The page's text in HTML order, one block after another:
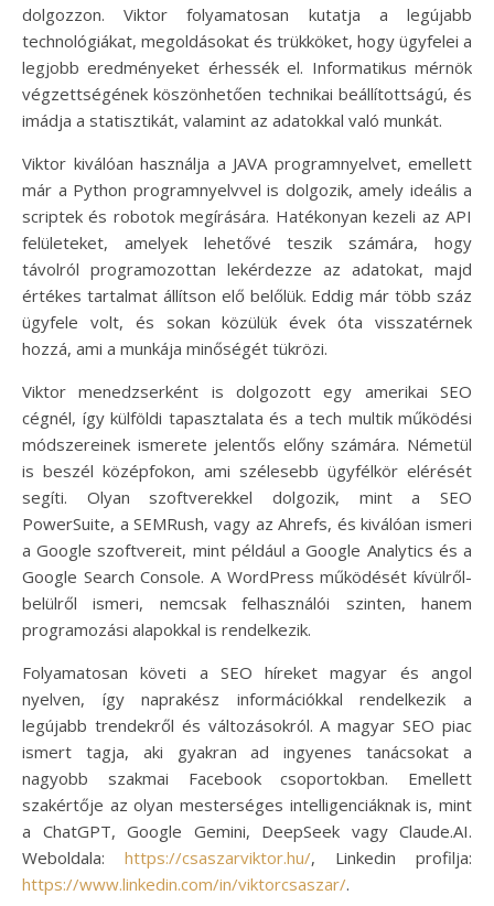
dolgozzon. Viktor folyamatosan kutatja a legújabb
technológiákat, megoldásokat és trükköket, hogy ügyfelei a
legjobb eredményeket érhessék el. Informatikus mérnök
végzettségének köszönhetően technikai beállítottságú, és
imádja a statisztikát, valamint az adatokkal való munkát.
Viktor kiválóan használja a JAVA programnyelvet, emellett
már a Python programnyelvvel is dolgozik, amely ideális a
scriptek és robotok megírására. Hatékonyan kezeli az API
felületeket, amelyek lehetővé teszik számára, hogy
távolról programozottan lekérdezze az adatokat, majd
értékes tartalmat állítson elő belőlük. Eddig már több száz
ügyfele volt, és sokan közülük évek óta visszatérnek
hozzá, ami a munkája minőségét tükrözi.
Viktor menedzserként is dolgozott egy amerikai SEO
cégnél, így külföldi tapasztalata és a tech multik működési
módszereinek ismerete jelentős előny számára. Németül
is beszél középfokon, ami szélesebb ügyfélkör elérését
segíti. Olyan szoftverekkel dolgozik, mint a SEO
PowerSuite, a SEMRush, vagy az Ahrefs, és kiválóan ismeri
a Google szoftvereit, mint például a Google Analytics és a
Google Search Console. A WordPress működését kívülről-
belülről ismeri, nemcsak felhasználói szinten, hanem
programozási alapokkal is rendelkezik.
Folyamatosan követi a SEO híreket magyar és angol
nyelven, így naprakész információkkal rendelkezik a
legújabb trendekről és változásokról. A magyar SEO piac
ismert tagja, aki gyakran ad ingyenes tanácsokat a
nagyobb szakmai Facebook csoportokban. Emellett
szakértője az olyan mesterséges intelligenciáknak is, mint
a ChatGPT, Google Gemini, DeepSeek vagy Claude.AI.
Weboldala: https://csaszarviktor.hu/, Linkedin profilja:
https://www.linkedin.com/in/viktorcsaszar/.